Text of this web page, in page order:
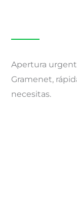
Apertura
Gramenet,
necesitas.